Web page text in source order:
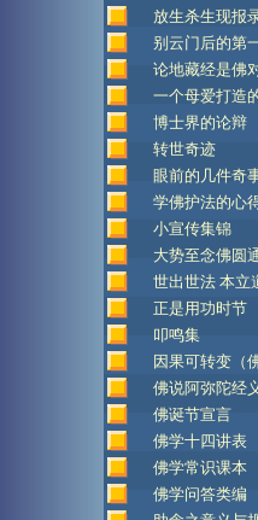
放生杀生现报
别云门后的第
论地藏经是佛
一个母爱打造
博士界的论辩
转世奇迹
眼前的几件奇
学佛护法的心
小宣传集锦
大势至念佛圆
世出世法 本立
正是用功时节
叩鸣集
因果可转变（
佛说阿弥陀经
佛诞节宣言
佛学十四讲表
佛学常识课本
佛学问答类编